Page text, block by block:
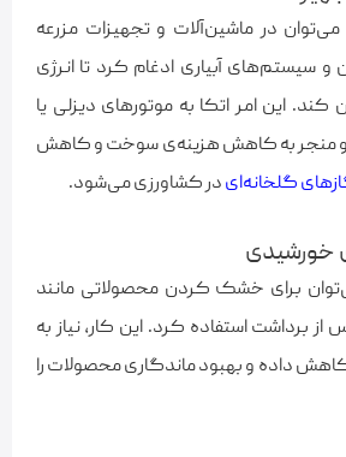
در ماشین‌آلات و تجهیزات مزرعه
و سیستم‌های آبیاری ادغام کرد تا انرژی
کند. این امر اتکا به موتورهای دیزلی یا
و منجر به کاهش هزینه‌ی سوخت و کاهش
گلخانه‌ایدر کشاورزی می‌شود.
برای خشک کردن محصولاتی مانند
برداشت استفاده کرد. این کار، نیاز به
داده و بهبود ماندگاری محصولات را